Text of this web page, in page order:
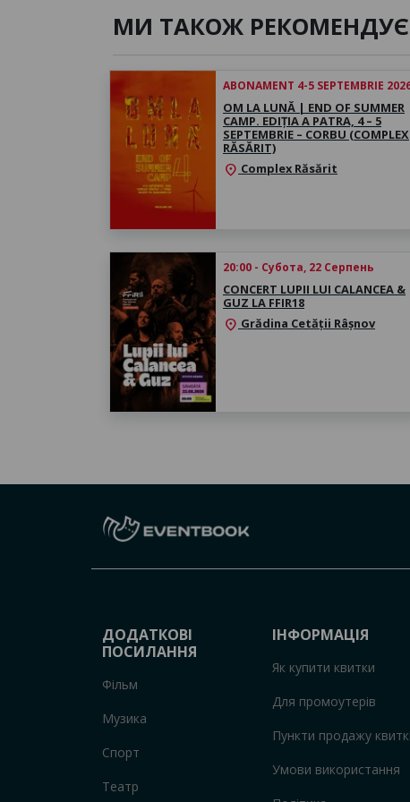
МИ ТАКОЖ
ABONAMENT 4-5 SEPTEMBRIE
OM LA LUNĂ | END OF SUMMER
CAMP. EDIȚIA A PATRA, 4 – 5
SEPTEMBRIE – CORBU (COMPLEX
RĂSĂRIT)
location_on Complex Răsărit
20:00 - Субота, 22 Серпень
CONCERT LUPII LUI CALANCEA &
GUZ LA FFIR18
location_on Grădina Cetății Râșnov
ДОДАТКОВІ
ПОСИЛАННЯ
Фільм
Музика
Спорт
Театр
ІНФОРМАЦІЯ
Як купити квитки
Для промоутерів
Пункти продажу
Умови використання